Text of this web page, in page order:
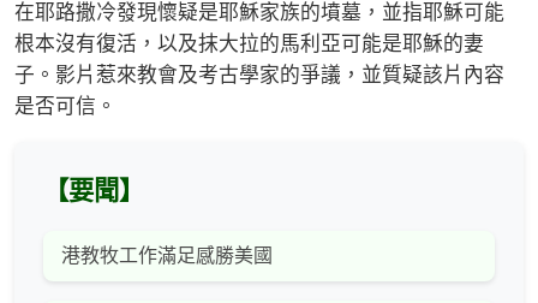
在耶路撒冷發現懷疑是耶穌家族的墳墓，並指耶穌可能
根本沒有復活，以及抹大拉的馬利亞可能是耶穌的妻
子。影片惹來教會及考古學家的爭議，並質疑該片內容
是否可信。
【要聞】
港教牧工作滿足感勝美國